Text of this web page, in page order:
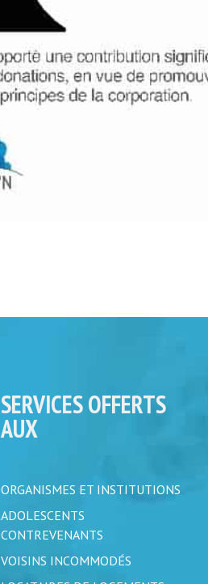
SERVICES OFFERTS
AUX
ORGANISMES ET INSTITUTIONS
ADOLESCENTS
CONTREVENANTS
VOISINS INCOMMODÉS